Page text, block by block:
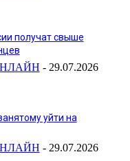
получат свыше
- 29.07.2026
уйти на
- 29.07.2026